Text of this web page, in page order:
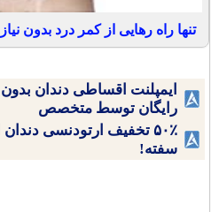
تنها راه رهایی از کمر درد بدون
ایمپلنت اقساطی دندان
رایگان توسط متخصص
۵۰٪ تخفیف ارتودنسی
سفته!